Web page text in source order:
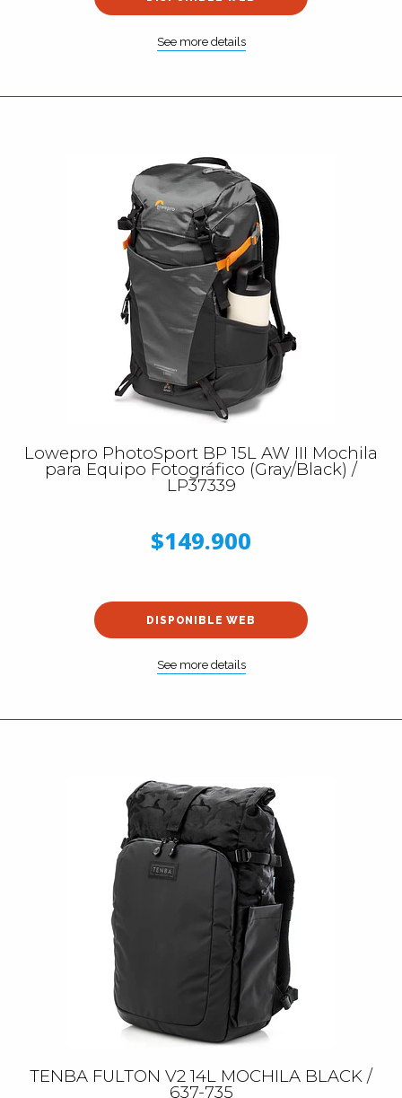
See more details
Lowepro PhotoSport BP 15L AW III Mochila
para Equipo Fotográfico (Gray/Black) /
LP37339
$149.900
DISPONIBLE WEB
See more details
TENBA FULTON V2 14L MOCHILA BLACK /
637-735